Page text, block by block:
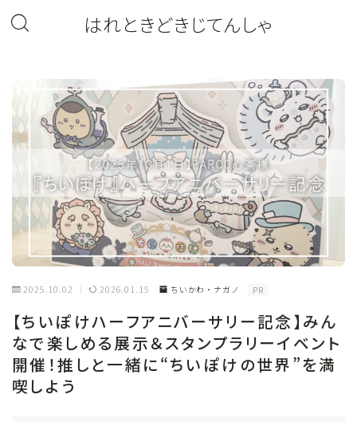
はれときどきじてんしゃ
2025.10.02 2026.01.15 ちいかわ・ナガノ PR
【ちいぽけハーフアニバーサリー記念】みん
なで楽しめる展示＆スタンプラリーイベント
開催！推しと一緒に“ちいぽけの世界”を満
喫しよう